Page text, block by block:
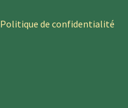
Politique de confidentialité